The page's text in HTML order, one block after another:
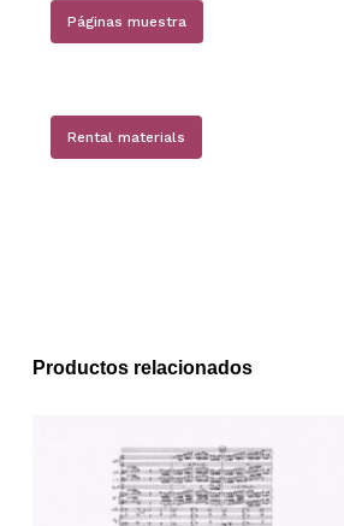
Páginas muestra
Rental materials
Productos relacionados